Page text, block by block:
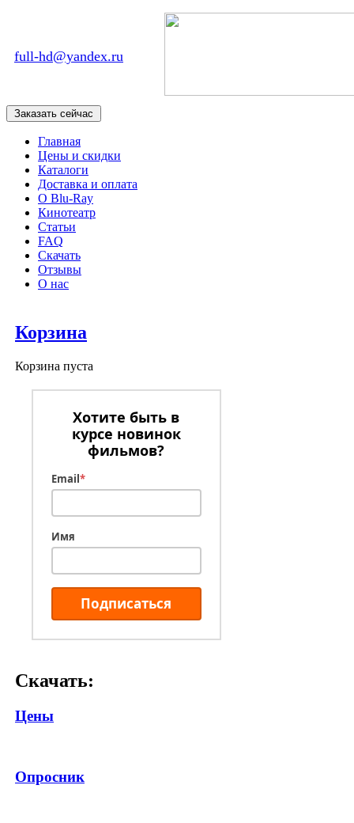
full-hd@yandex.ru
Главная
Цены и скидки
Каталоги
Доставка и оплата
О Blu-Ray
Кинотеатр
Статьи
FAQ
Скачать
Отзывы
О нас
Корзина
Корзина пуста
Хотите быть в
курсе новинок
фильмов?
Email*
Имя
Подписаться
Скачать:
Цены
Опросник